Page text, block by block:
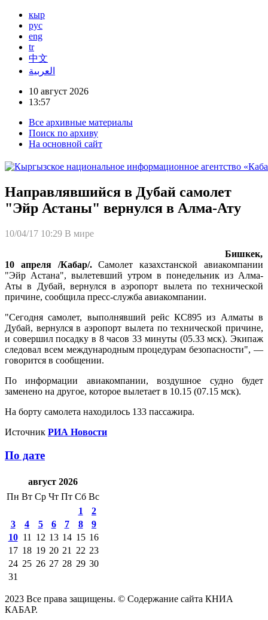
кыр
рус
eng
tr
中文
العربية
10 август 2026
13:57
Все архивные материалы
Поиск по архиву
На основной сайт
Направлявшийся в Дубай самолет
"Эйр Астаны" вернулся в Алма-Ату
10/04/17 10:29 В мире
Бишкек,
10 апреля /Кабар/.Самолет казахстанской авиакомпании
"Эйр Астана", вылетевший утром в понедельник из Алма-
Аты в Дубай, вернулся в аэропорт вылета по технической
причине, сообщила пресс-служба авиакомпании.
"Сегодня самолет, выполнявший рейс КС895 из Алматы в
Дубай, вернулся в аэропорт вылета по технической причине,
и совершил посадку в 8 часов 33 минуты (05.33 мск). Экипаж
следовал всем международным процедурам безопасности", —
говорится в сообщении.
По информации авиакомпании, воздушное судно будет
заменено на другое, которое вылетает в 10.15 (07.15 мск).
На борту самолета находилось 133 пассажира.
Источник РИА Новости
По дате
август 2026
Пн Вт Ср Чт Пт Сб Вс
1
2
3
4 5 6 7 8
9
10 11 12 13 14 15 16
17 18 19 20 21 22 23
24 25 26 27 28 29 30
31
2023 Все права защищены. © Содержание сайта КНИА
КАБАР.